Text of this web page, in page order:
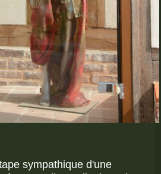
sympathique d'une